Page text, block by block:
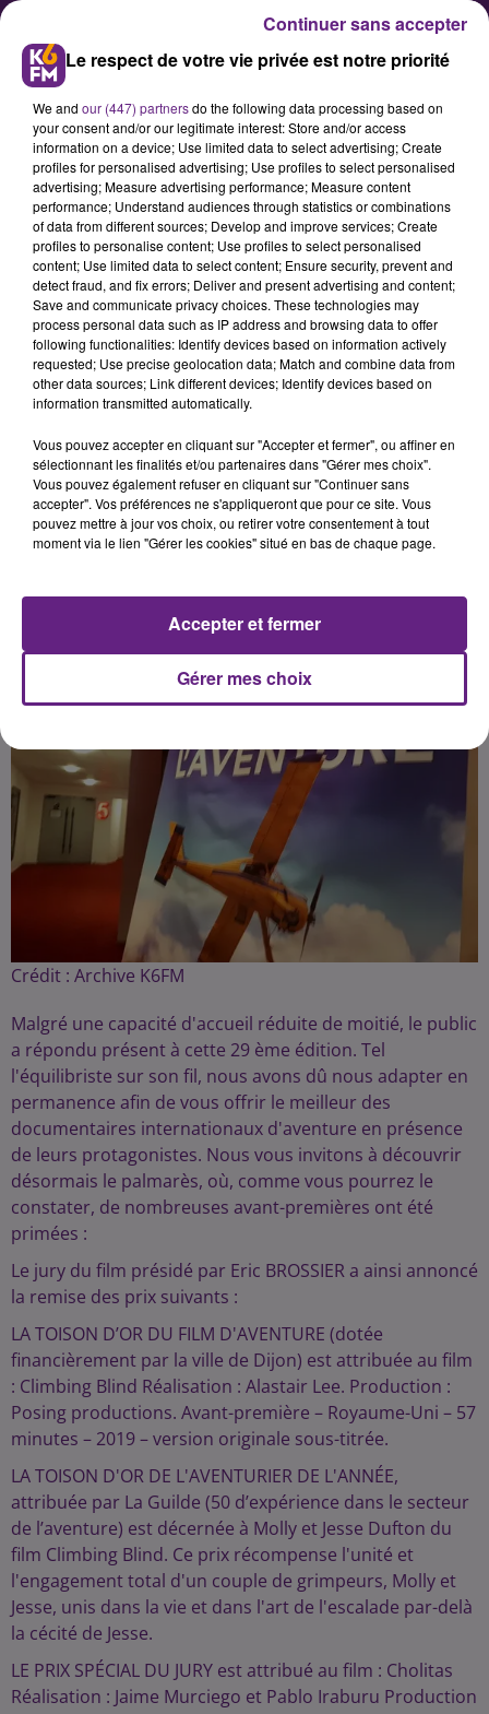
Festival « les Ecrans de
l’aventure » : un peu de public
quand même cette année
Les organisateurs du festival de
films d'aventure « les Ecrans de
l’aventure » a fait le bilan ce lundi
week-end au cinéma Olympia, à
Dijon. Ci-dessous le communiqué.
Publié : 19 octobre 2020 à 15h47 par la rédaction
Crédit : Archive K6FM
Malgré une capacité d'accueil réduite de moitié, le public
a répondu présent à cette 29 ème édition. Tel
l'équilibriste sur son fil, nous avons dû nous adapter en
permanence afin de vous offrir le meilleur des
documentaires internationaux d'aventure en présence
de leurs protagonistes. Nous vous invitons à découvrir
désormais le palmarès, où, comme vous pourrez le
constater, de nombreuses avant-premières ont été
primées :
Le jury du film présidé par Eric BROSSIER a ainsi annoncé
la remise des prix suivants :
LA TOISON D’OR DU FILM D'AVENTURE (dotée
financièrement par la ville de Dijon) est attribuée au film
: Climbing Blind Réalisation : Alastair Lee. Production :
Posing productions. Avant-première – Royaume-Uni – 57
minutes – 2019 – version originale sous-titrée.
LA TOISON D'OR DE L'AVENTURIER DE L'ANNÉE,
attribuée par La Guilde (50 d’expérience dans le secteur
de l’aventure) est décernée à Molly et Jesse Dufton du
film Climbing Blind. Ce prix récompense l'unité et
l'engagement total d'un couple de grimpeurs, Molly et
Jesse, unis dans la vie et dans l'art de l'escalade par-delà
la cécité de Jesse.
LE PRIX SPÉCIAL DU JURY est attribué au film : Cholitas
Réalisation : Jaime Murciego et Pablo Iraburu Production
Le respect de votre vie privée est notre priorité
We and our (447) partnersdo the following data processing based on
your consent and/or our legitimate interest: Store and/or access
information on a device; Use limited data to select advertising; Create
profiles for personalised advertising; Use profiles to select personalised
advertising; Measure advertising performance; Measure content
performance; Understand audiences through statistics or combinations
of data from different sources; Develop and improve services; Create
profiles to personalise content; Use profiles to select personalised
content; Use limited data to select content; Ensure security, prevent and
detect fraud, and fix errors; Deliver and present advertising and content;
Save and communicate privacy choices. These technologies may
process personal data such as IP address and browsing data to offer
following functionalities: Identify devices based on information actively
requested; Use precise geolocation data; Match and combine data from
other data sources; Link different devices; Identify devices based on
information transmitted automatically.
Vous pouvez accepter en cliquant sur "Accepter et fermer", ou affiner en
sélectionnant les finalités et/ou partenaires dans "Gérer mes choix".
Vous pouvez également refuser en cliquant sur "Continuer sans
accepter". Vos préférences ne s'appliqueront que pour ce site. Vous
pouvez mettre à jour vos choix, ou retirer votre consentement à tout
moment via le lien "Gérer les cookies" situé en bas de chaque page.
Gérer mes choix
Accepter et fermer
Continuer sans accepter